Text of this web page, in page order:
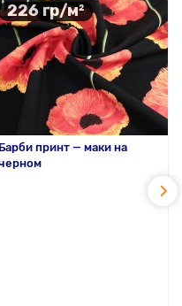
226 гр/м²
Барби принт — маки на